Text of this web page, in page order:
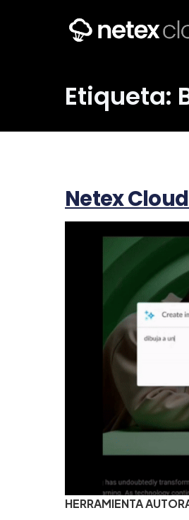
Etiqueta:
Netex
HERRAMIENTA